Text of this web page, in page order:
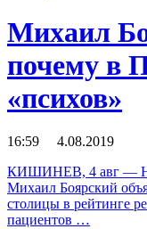
Михаил
почему в
«психов»
16:59 4.08.2019
КИШИНЕВ, 4 авг —
Михаил Боярский
столицы в рейтинге
пациентов …